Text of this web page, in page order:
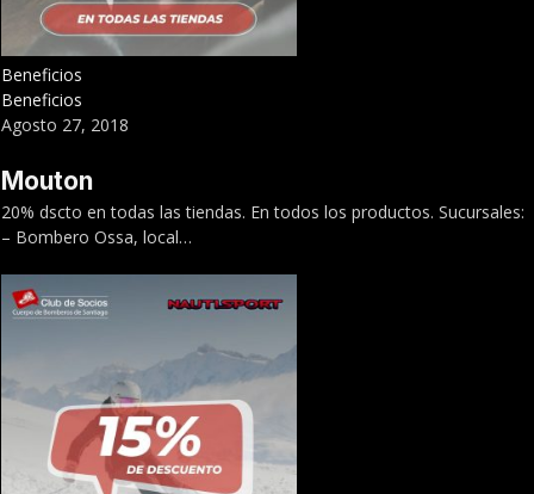
Beneficios
Beneficios
Agosto 27, 2018
Mouton
20% dscto en todas las tiendas. En todos los productos. Sucursales:
– Bombero Ossa, local…